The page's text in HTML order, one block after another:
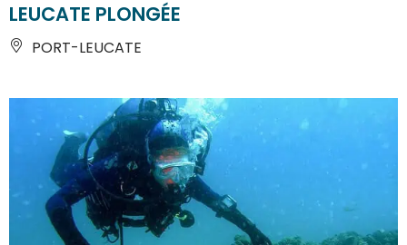
LEUCATE PLONGÉE
PORT-LEUCATE